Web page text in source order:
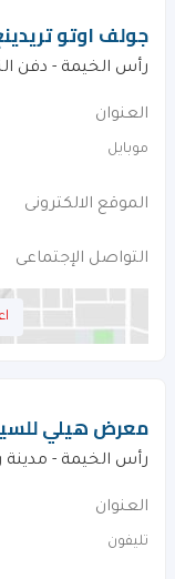
جولف اوتو
رأس الخيمة - دفن
العنوان
موبايل
الموقع الالكترونى
التواصل الإجتماعى
معرض هيلي
رأس الخيمة -
العنوان
تليفون